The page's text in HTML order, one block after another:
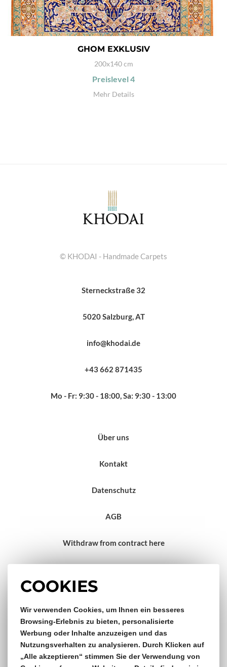
GHOM EXKLUSIV
200x140 cm
Preislevel 4
Mehr Details
COOKIES
Wir verwenden Cookies, um Ihnen ein besseres
Browsing-Erlebnis zu bieten, personalisierte
Werbung oder Inhalte anzuzeigen und das
Nutzungsverhalten zu analysieren. Durch Klicken auf
„Alle akzeptieren“ stimmen Sie der Verwendung von
© KHODAI - Handmade Carpets
Sterneckstraße 32
5020 Salzburg, AT
info@khodai.de
+43 662 871435
Mo - Fr: 9:30 - 18:00, Sa: 9:30 - 13:00
Über uns
Kontakt
Datenschutz
AGB
Withdraw from contract here
Gratis Versand & Rückversand
ab €150,- Bestellwert
14 Tage Rückgaberecht